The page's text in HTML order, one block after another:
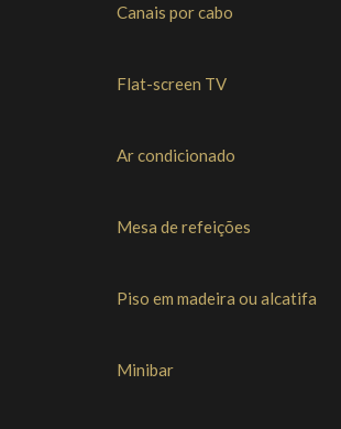
suite podem variar das fotografias apresentadas.
Canais por cabo
Flat-screen TV
Ar condicionado
Mesa de refeições
Piso em madeira ou alcatifa
Minibar